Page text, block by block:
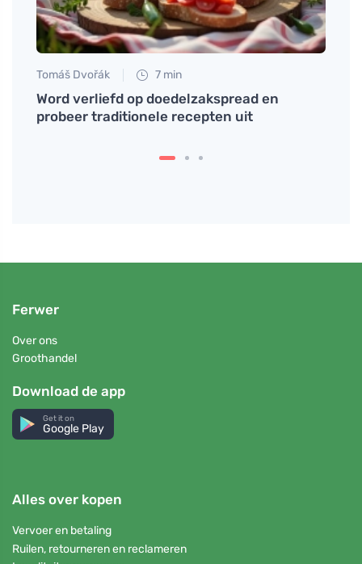
Tomáš Dvořák 7 min
Word verliefd op doedelzakspread en
probeer traditionele recepten uit
Ferwer
Over ons
Groothandel
Download de app
Get it on
Google Play
Alles over kopen
Vervoer en betaling
Ruilen, retourneren en reclameren